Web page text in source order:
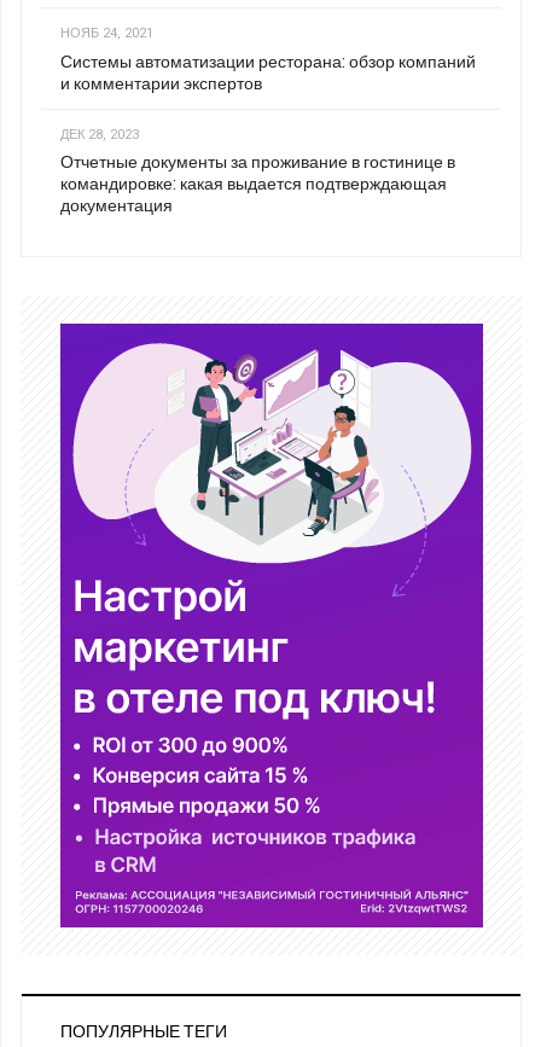
НОЯБ 24, 2021
Системы автоматизации ресторана: обзор компаний
и комментарии экспертов
ДЕК 28, 2023
Отчетные документы за проживание в гостинице в
командировке: какая выдается подтверждающая
документация
ПОПУЛЯРНЫЕ ТЕГИ